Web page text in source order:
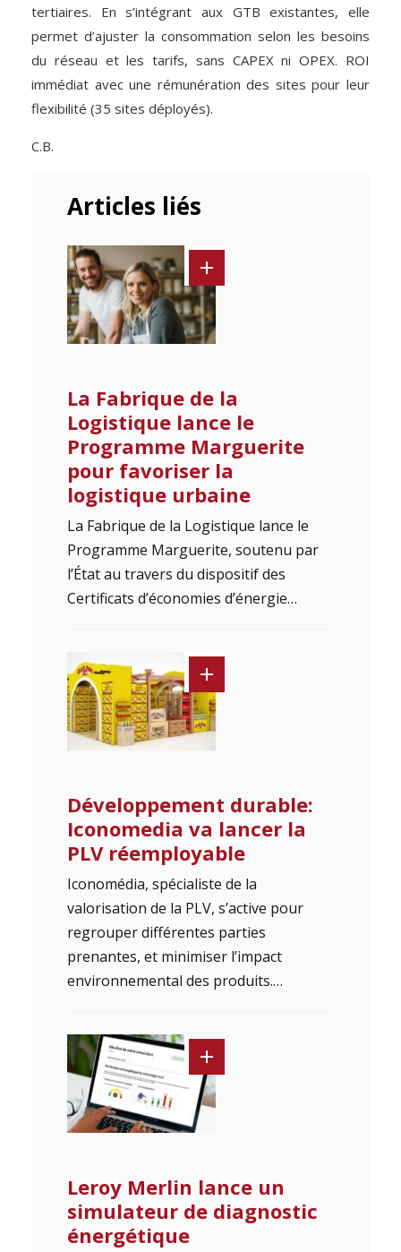
tertiaires. En s’intégrant aux GTB existantes, elle
permet d’ajuster la consommation selon les besoins
du réseau et les tarifs, sans CAPEX ni OPEX. ROI
immédiat avec une rémunération des sites pour leur
flexibilité (35 sites déployés).
C.B.
Articles liés
La Fabrique de la
Logistique lance le
Programme Marguerite
pour favoriser la
logistique urbaine
La Fabrique de la Logistique lance le
Programme Marguerite, soutenu par
l’État au travers du dispositif des
Certificats d’économies d’énergie…
Développement durable:
Iconomedia va lancer la
PLV réemployable
Iconomédia, spécialiste de la
valorisation de la PLV, s’active pour
regrouper différentes parties
prenantes, et minimiser l’impact
environnemental des produits.…
Leroy Merlin lance un
simulateur de diagnostic
énergétique